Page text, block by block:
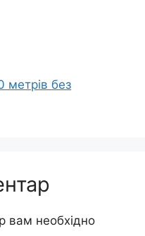
метрів без
вам необхідно